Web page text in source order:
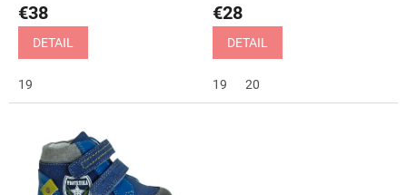
€38
DETAIL
19
€28
DETAIL
19 20